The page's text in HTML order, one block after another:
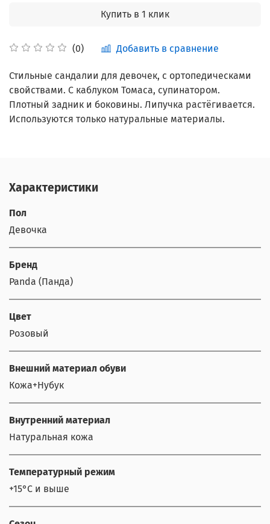
(0) Добавить в сравнение
Купить в 1 клик
Стильные сандалии для девочек, с ортопедическами
свойствами. С каблуком Томаса, супинатором.
Плотный задник и боковины. Липучка растёгивается.
Используются только натуральные материалы.
Характеристики
Пол
Девочка
Бренд
Panda (Панда)
Цвет
Розовый
Внешний материал обуви
Кожа+Нубук
Внутренний материал
Натуральная кожа
Температурный режим
+15°С и выше